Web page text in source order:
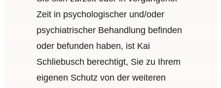
Zeit in psychologischer und/oder
psychiatrischer Behandlung befinden
oder befunden haben, ist Kai
Schliebusch berechtigt, Sie zu Ihrem
eigenen Schutz von der weiteren